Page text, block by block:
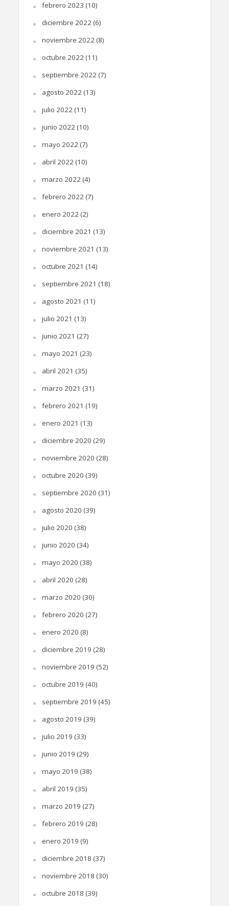
febrero 2023 (10)
diciembre 2022(6)
noviembre 2022(8)
octubre 2022(11)
septiembre 2022(7)
agosto 2022(13)
julio 2022(11)
junio 2022(10)
mayo 2022(7)
abril 2022(10)
marzo 2022(4)
febrero 2022(7)
enero 2022(2)
diciembre 2021 (13)
noviembre 2021 (13)
octubre 2021 (14)
septiembre 2021 (18)
agosto 2021 (11)
julio 2021 (13)
junio 2021 (27)
mayo 2021 (23)
abril 2021 (35)
marzo 2021 (31)
febrero 2021 (19)
enero 2021 (13)
diciembre 2020 (29)
noviembre 2020 (28)
octubre 2020 (39)
septiembre 2020 (31)
agosto 2020 (39)
julio 2020 (38)
junio 2020 (34)
mayo 2020 (38)
abril 2020 (28)
marzo 2020 (30)
febrero 2020 (27)
enero 2020 (8)
diciembre 2019 (28)
noviembre 2019 (52)
octubre 2019 (40)
septiembre 2019 (45)
agosto 2019 (39)
julio 2019 (33)
junio 2019 (29)
mayo 2019 (38)
abril 2019 (35)
marzo 2019 (27)
febrero 2019 (28)
enero 2019 (9)
diciembre 2018 (37)
noviembre 2018 (30)
octubre 2018 (39)